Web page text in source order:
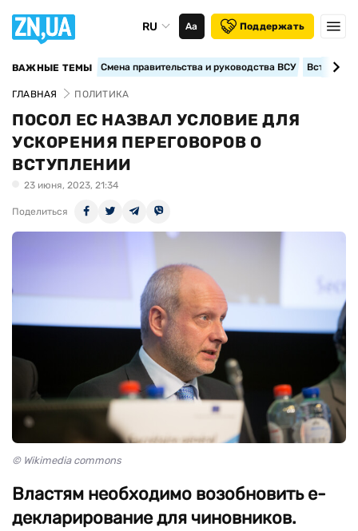
RU Аа Поддержать
ВАЖНЫЕ ТЕМЫ Смена правительства и руководства ВСУ
ГЛАВНАЯ ПОЛИТИКА
ПОСОЛ ЕС НАЗВАЛ УСЛОВИЕ ДЛЯ
УСКОРЕНИЯ ПЕРЕГОВОРОВ О
ВСТУПЛЕНИИ
23 июня, 2023, 21:34
Поделиться
© Wikimedia commons
Властям необходимо возобновить е-
декларирование для чиновников.